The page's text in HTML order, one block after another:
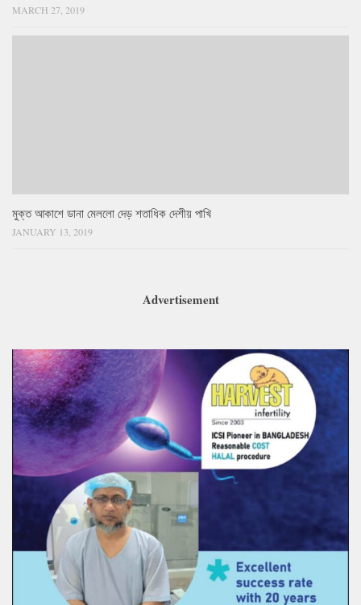
MARCH 27, 2019
মুক্ত আকাশে ডানা মেললো দেড় শতাধিক দেশীয় পাখি
JANUARY 13, 2019
Advertisement